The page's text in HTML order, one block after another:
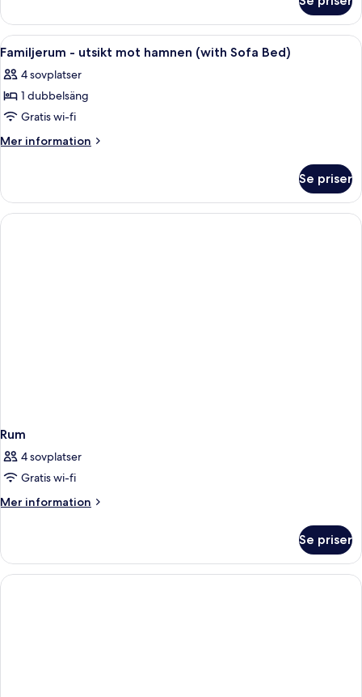
(with
Sofa
Bed)
Öppna
alla
foton
för
Familjerum
-
hamnen
(with
Sofa
Sängtillbehör av högsta kvalitet och
8
Familjerum - utsikt mot hamnen (with Sofa Bed)
4 sovplatser
1 dubbelsäng
Gratis wi-fi
Mer information
Mer
-
utsikt
mot
Se priser
Rum
4 sovplatser
Gratis wi-fi
Mer information
Mer
Se priser